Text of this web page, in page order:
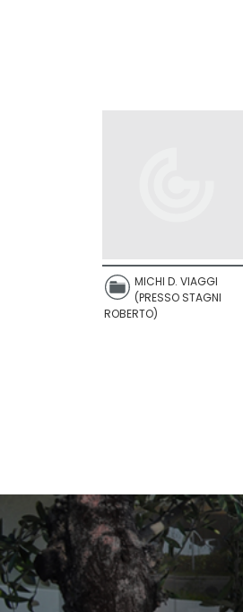
MICHI D. VIAGGI
(PRESSO STAGNI
ROBERTO)